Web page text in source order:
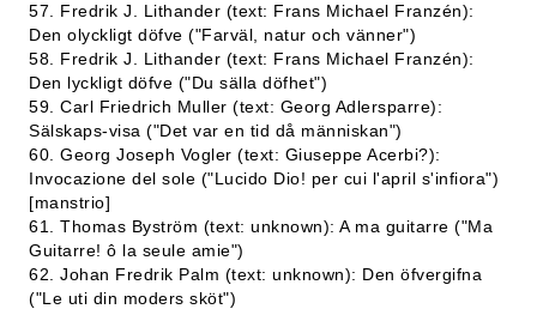
57. Fredrik J. Lithander (text: Frans Michael Franzén):
Den olyckligt döfve ("Farväl, natur och vänner")
58. Fredrik J. Lithander (text: Frans Michael Franzén):
Den lyckligt döfve ("Du sälla döfhet")
59. Carl Friedrich Muller (text: Georg Adlersparre):
Sälskaps-visa ("Det var en tid då människan")
60. Georg Joseph Vogler (text: Giuseppe Acerbi?):
Invocazione del sole ("Lucido Dio! per cui l'april s'infiora")
[manstrio]
61. Thomas Byström (text: unknown): A ma guitarre ("Ma
Guitarre! ô la seule amie")
62. Johan Fredrik Palm (text: unknown): Den öfvergifna
("Le uti din moders sköt")